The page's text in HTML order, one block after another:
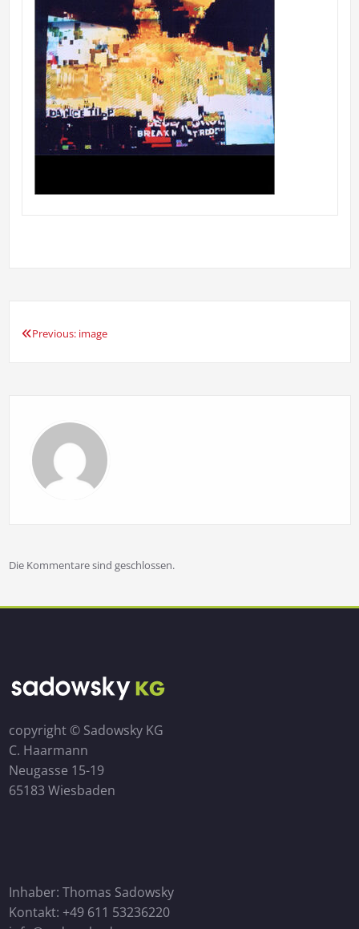
Beitragsnavigation
Previous: image
Die Kommentare sind geschlossen.
copyright © Sadowsky KG
C. Haarmann
Neugasse 15-19
65183 Wiesbaden
Inhaber: Thomas Sadowsky
Kontakt: +49 611 53236220